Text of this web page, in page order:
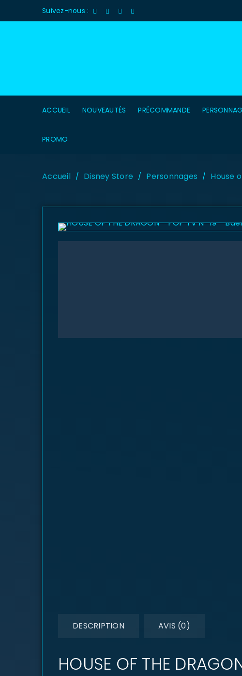
Suivez-nous :
ACCUEIL NOUVEAUTÉS PRÉCOMMANDE
PROMO
Accueil / Disney Store / Personnages / House
DESCRIPTION AVIS (0)
HOUSE OF THE